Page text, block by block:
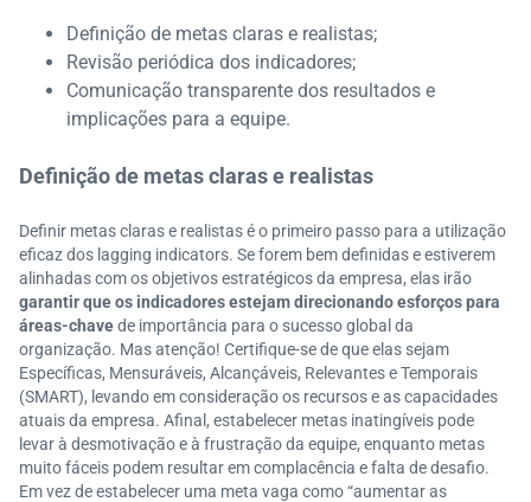
Definição de metas claras e realistas;
Revisão periódica dos indicadores;
Comunicação transparente dos resultados e
implicações para a equipe.
Definição de metas claras e realistas
Definir metas claras e realistas é o primeiro passo para a utilização
eficaz dos lagging indicators. Se forem bem definidas e estiverem
alinhadas com os objetivos estratégicos da empresa, elas irão
garantir que os indicadores estejam direcionando esforços para
áreas-chavede importância para o sucesso global da
organização. Mas atenção! Certifique-se de que elas sejam
Específicas, Mensuráveis, Alcançáveis, Relevantes e Temporais
(SMART), levando em consideração os recursos e as capacidades
atuais da empresa. Afinal, estabelecer metas inatingíveis pode
levar à desmotivação e à frustração da equipe, enquanto metas
muito fáceis podem resultar em complacência e falta de desafio.
Em vez de estabelecer uma meta vaga como “aumentar as